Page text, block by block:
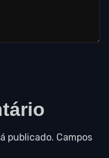
publicado. Campos